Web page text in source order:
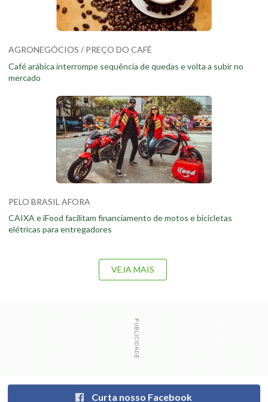
AGRONEGÓCIOS / PREÇO DO CAFÉ
Café arábica interrompe sequência de quedas e volta a subir no
mercado
PELO BRASIL AFORA
CAIXA e iFood facilitam financiamento de motos e bicicletas
elétricas para entregadores
VEJA MAIS
Curta nosso Facebook